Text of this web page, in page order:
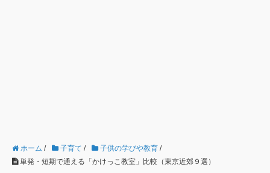
ホーム / 子育て / 子供の学びや教育 /
単発・短期で通える「かけっこ教室」比較（東京近郊９選）